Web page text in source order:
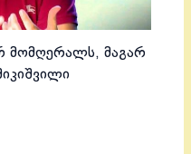
მომღერალს, მაგარ